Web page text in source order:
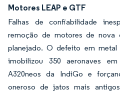
Motores LEAP e GTF
Falhas de confiabilidade
remoção de motores de nova
planejado. O defeito em
imobilizou 350 aeronaves
A320neos da IndiGo e
oneroso de jatos mais